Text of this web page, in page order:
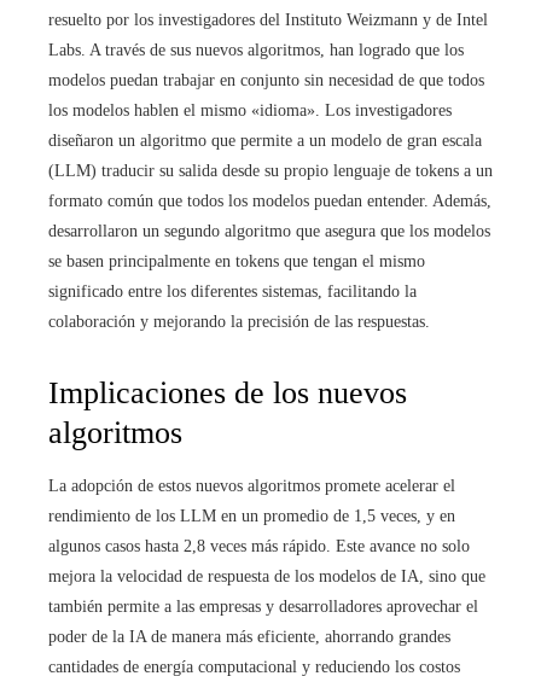
resuelto por los investigadores del Instituto Weizmann y de Intel
Labs. A través de sus nuevos algoritmos, han logrado que los
modelos puedan trabajar en conjunto sin necesidad de que todos
los modelos hablen el mismo «idioma». Los investigadores
diseñaron un algoritmo que permite a un modelo de gran escala
(LLM) traducir su salida desde su propio lenguaje de tokens a un
formato común que todos los modelos puedan entender. Además,
desarrollaron un segundo algoritmo que asegura que los modelos
se basen principalmente en tokens que tengan el mismo
significado entre los diferentes sistemas, facilitando la
colaboración y mejorando la precisión de las respuestas.
Implicaciones de los nuevos
algoritmos
La adopción de estos nuevos algoritmos promete acelerar el
rendimiento de los LLM en un promedio de 1,5 veces, y en
algunos casos hasta 2,8 veces más rápido. Este avance no solo
mejora la velocidad de respuesta de los modelos de IA, sino que
también permite a las empresas y desarrolladores aprovechar el
poder de la IA de manera más eficiente, ahorrando grandes
cantidades de energía computacional y reduciendo los costos